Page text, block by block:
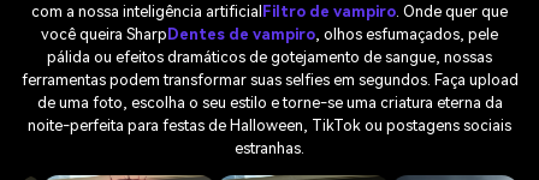
com a nossa inteligência artificial Filtro de vampiro . Onde quer que
você queira Sharp Dentes de vampiro , olhos esfumaçados, pele
pálida ou efeitos dramáticos de gotejamento de sangue, nossas
ferramentas podem transformar suas selfies em segundos. Faça upload
de uma foto, escolha o seu estilo e torne-se uma criatura eterna da
noite-perfeita para festas de Halloween, TikTok ou postagens sociais
estranhas.